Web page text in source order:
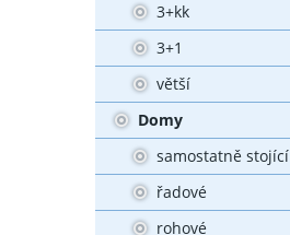
3+kk
3+1
větší
Domy
samostatně stojící
řadové
rohové